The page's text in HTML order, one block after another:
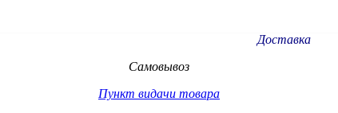
Доставка
Самовывоз
Пункт видачи товара